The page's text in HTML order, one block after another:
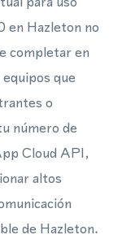
en Hazleton no
completar en
que
o
número de
Cloud API,
altos
de Hazleton.